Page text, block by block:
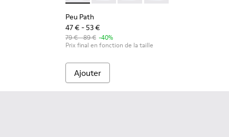
Peu Path
47 € - 53 €
79 € - 89 € -40%
Prix final en fonction de la taille
Ajouter